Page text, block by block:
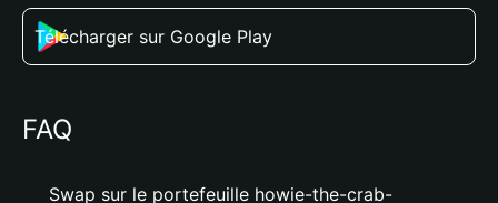
Télécharger sur Google Play
FAQ
Swap sur le portefeuille howie-the-crab-